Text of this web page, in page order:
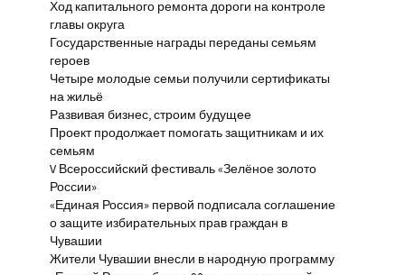
Ход капитального ремонта дороги на контроле
главы округа
Государственные награды переданы семьям
героев
Четыре молодые семьи получили сертификаты
на жильё
Развивая бизнес, строим будущее
Проект продолжает помогать защитникам и их
семьям
V Всероссийский фестиваль «Зелёное золото
России»
«Единая Россия» первой подписала соглашение
о защите избирательных прав граждан в
Чувашии
Жители Чувашии внесли в народную программу